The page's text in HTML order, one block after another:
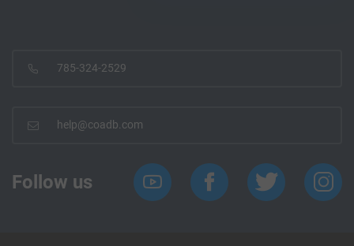
785-324-2529
help@coadb.com
Follow us